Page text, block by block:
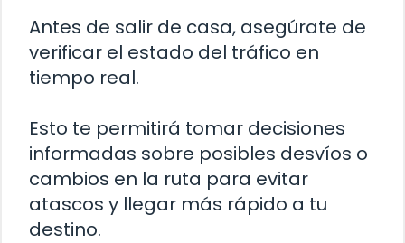
Antes de salir de casa, asegúrate de
verificar el estado del tráfico en
tiempo real.
Esto te permitirá tomar decisiones
informadas sobre posibles desvíos o
cambios en la ruta para evitar
atascos y llegar más rápido a tu
destino.